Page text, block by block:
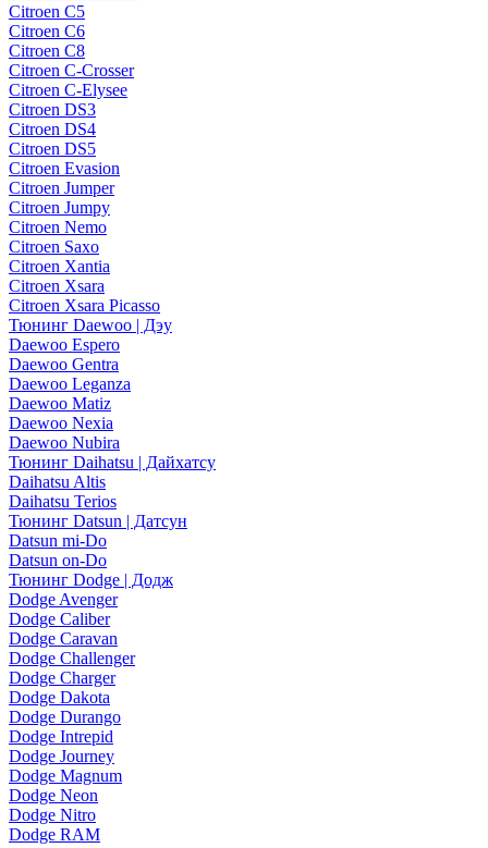
Citroen C5
Citroen C6
Citroen C8
Citroen C-Crosser
Citroen C-Elysee
Citroen DS3
Citroen DS4
Citroen DS5
Citroen Evasion
Citroen Jumper
Citroen Jumpy
Citroen Nemo
Citroen Saxo
Citroen Xantia
Citroen Xsara
Citroen Xsara Picasso
Тюнинг Daewoo | Дэу
Daewoo Espero
Daewoo Gentra
Daewoo Leganza
Daewoo Matiz
Daewoo Nexia
Daewoo Nubira
Тюнинг Daihatsu | Дайхатсу
Daihatsu Altis
Daihatsu Terios
Тюнинг Datsun | Датсун
Datsun mi-Do
Datsun on-Do
Тюнинг Dodge | Додж
Dodge Avenger
Dodge Caliber
Dodge Caravan
Dodge Challenger
Dodge Charger
Dodge Dakota
Dodge Durango
Dodge Intrepid
Dodge Journey
Dodge Magnum
Dodge Neon
Dodge Nitro
Dodge RAM